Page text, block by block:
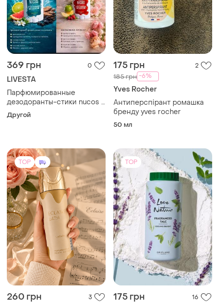
369 грн 0
LIVESTA
Парфюмированные
дезодоранты-стики nucos –
это не просто защита от
пота, а настоящий
Другой
175 грн 2
185 грн -6%
Yves Rocher
Антиперспірант ромашка
бренду yves rocher
50 мл
TOP
260 грн 3
TOP
175 грн 16